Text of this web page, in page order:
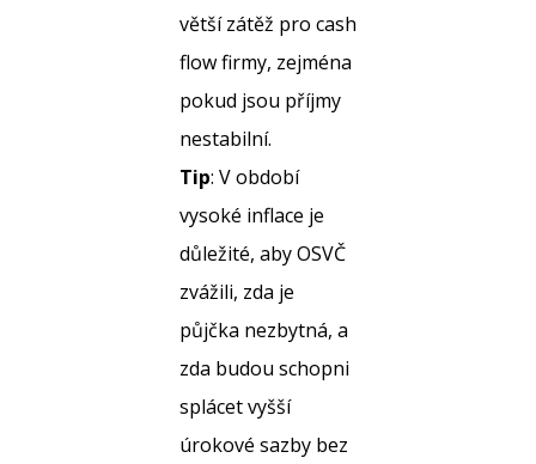
větší zátěž pro cash
flow firmy, zejména
pokud jsou příjmy
nestabilní.
Tip: V období
vysoké inflace je
důležité, aby OSVČ
zvážili, zda je
půjčka nezbytná, a
zda budou schopni
splácet vyšší
úrokové sazby bez